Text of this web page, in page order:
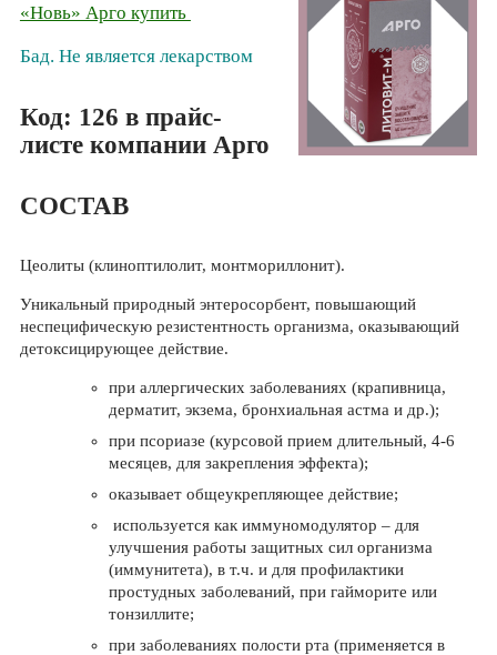
«Новь» Арго купить
Бад. Не является лекарством
Код: 126 в прайс-
листе компании Арго
СОСТАВ
Цеолиты (клиноптилолит, монтмориллонит).
Уникальный природный энтеросорбент, повышающий
неспецифическую резистентность организма, оказывающий
детоксицирующее действие.
при аллергических заболеваниях (крапивница,
дерматит, экзема, бронхиальная астма и др.);
при псориазе (курсовой прием длительный, 4-6
месяцев, для закрепления эффекта);
оказывает общеукрепляющее действие;
используется как иммуномодулятор – для
улучшения работы защитных сил организма
(иммунитета), в т.ч. и для профилактики
простудных заболеваний, при гайморите или
тонзиллите;
при заболеваниях полости рта (применяется в